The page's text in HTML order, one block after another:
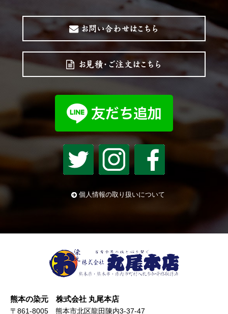
個人情報の取り扱いについて
熊本の染元 株式会社 丸尾本店
〒861-8005 熊本市北区龍田陳内3-37-47